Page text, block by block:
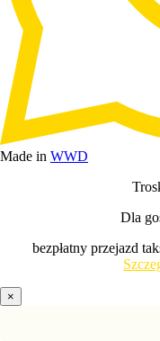
Made in WWD
Dla
bezpłatny przejazd
×